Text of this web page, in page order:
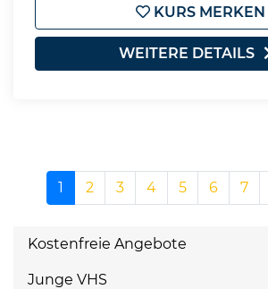
KURS MERKEN
WEITERE DETAILS
1 2 3 4 5 6 7
Kostenfreie Angebote
Junge VHS